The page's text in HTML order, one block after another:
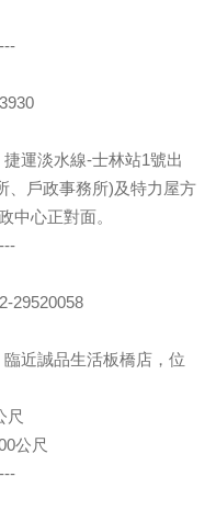
運淡水線-士林站1號出
、戶政事務所)及特力屋方
中心正對面。
29520058
近誠品生活板橋店，位
尺
公尺